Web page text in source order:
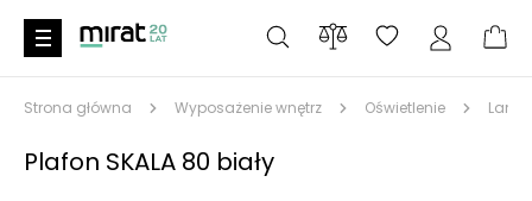
Strona główna Wyposażenie wnętrz Oświetlenie
Plafon SKALA 80 biały